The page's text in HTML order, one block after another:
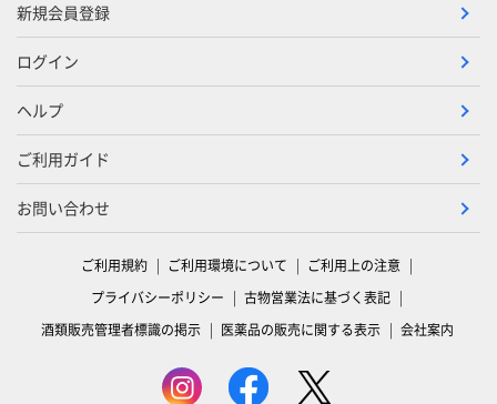
新規会員登録
ログイン
ヘルプ
ご利用ガイド
お問い合わせ
ご利用規約 ご利用環境について
ご利用上の注意
プライバシーポリシー
古物営業法に基づく表記
酒類販売管理者標識の掲示
医薬品の販売に関する表示 会社案内